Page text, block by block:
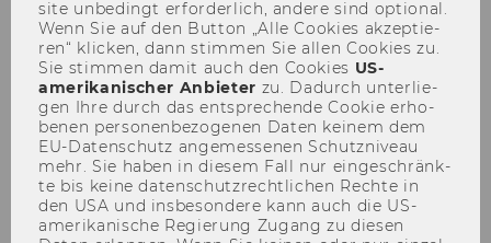
Symposion „Das Verfahren vor
dem Bundesverwaltungsgericht
und dem Bundesfinanzgericht“
site un­be­dingt er­for­der­lich, an­de­re sind op­tio­nal.
Wenn Sie auf den But­ton „Alle Coo­kies ak­zep­tie­
ren“ kli­cken, dann stim­men Sie allen Coo­kies zu.
Sie stim­men damit auch den Coo­kies US-​
amerikanischer An­bie­ter zu. Da­durch un­ter­lie­
gen Ihre durch das ent­spre­chen­de Coo­kie er­ho­
be­nen per­so­nen­be­zo­ge­nen Daten kei­nem dem
EU-​Datenschutz an­ge­mes­se­nen Schutz­ni­veau
mehr. Sie haben in die­sem Fall nur ein­ge­schränk­
te bis keine da­ten­schutz­recht­li­chen Rech­te in
den USA und ins­be­son­de­re kann auch die US-​
amerikanische Re­gie­rung Zu­gang zu die­sen